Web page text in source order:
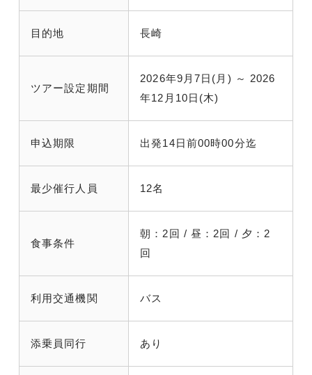
目的地 長崎
ツアー設定期間
2026年9月7日(月) ～ 2026
年12月10日(木)
申込期限 出発14日前00時00分迄
最少催行人員 12名
食事条件
朝：2回 / 昼：2回 / 夕：2
回
利用交通機関 バス
添乗員同行 あり